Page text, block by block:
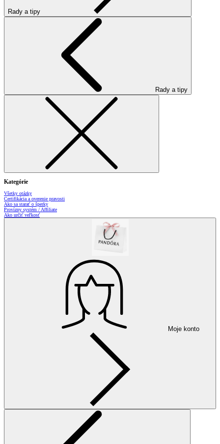
Rady a tipy
Rady a tipy
Kategórie
Všetky otázky
Certifikácia a overenie pravosti
Ako sa starať o šperky
Provízny systém / Affiliate
Ako určiť veľkosť
Moje konto